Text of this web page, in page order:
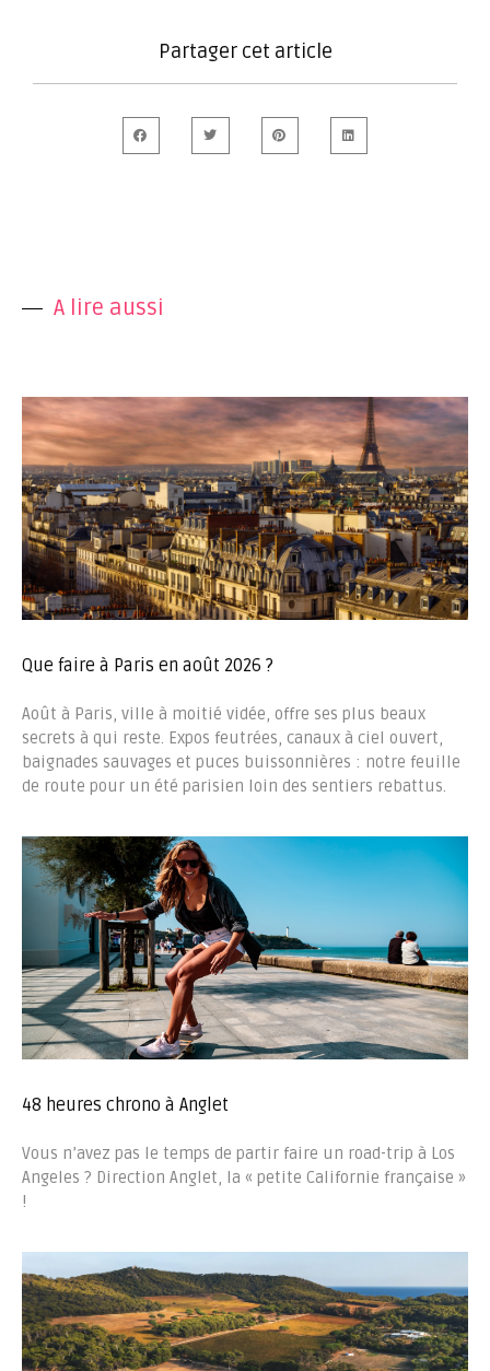
Partager cet article
A lire aussi
Que faire à Paris en août 2026 ?
Août à Paris, ville à moitié vidée, offre ses plus beaux
secrets à qui reste. Expos feutrées, canaux à ciel ouvert,
baignades sauvages et puces buissonnières : notre feuille
de route pour un été parisien loin des sentiers rebattus.
48 heures chrono à Anglet
Vous n’avez pas le temps de partir faire un road-trip à Los
Angeles ? Direction Anglet, la « petite Californie française »
!